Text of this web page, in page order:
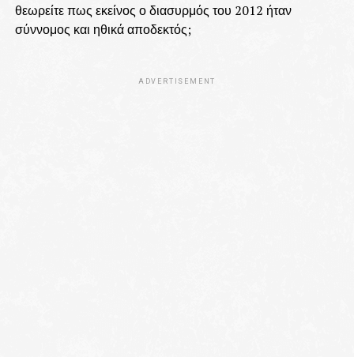
θεωρείτε πως εκείνος ο διασυρμός του 2012 ήταν
σύννομος και ηθικά αποδεκτός;
ADVERTISEMENT